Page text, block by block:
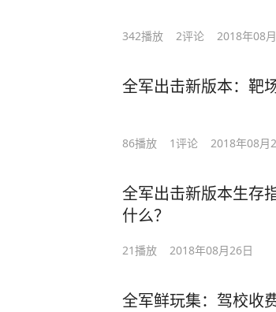
342播放 2评论 2018年08
全军出击新版本：靶
86播放 1评论 2018年08月
全军出击新版本生存
什么？
21播放 2018年08月26日
全军鲜玩集：驾校收